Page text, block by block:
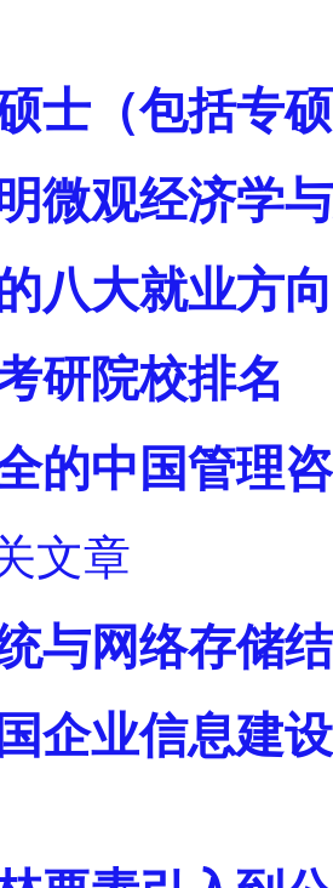
士（包括专
微观经济学
八大就业方
研院校排名
的中国管理
文章
与网络存储
企业信息建